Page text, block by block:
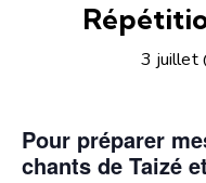
3 juillet
Pour préparer
chants de Taizé